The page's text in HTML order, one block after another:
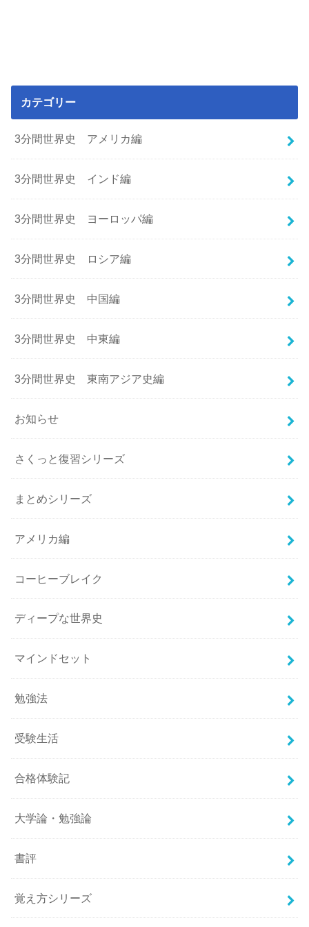
カテゴリー
3分間世界史 アメリカ編
3分間世界史 インド編
3分間世界史 ヨーロッパ編
3分間世界史 ロシア編
3分間世界史 中国編
3分間世界史 中東編
3分間世界史 東南アジア史編
お知らせ
さくっと復習シリーズ
まとめシリーズ
アメリカ編
コーヒーブレイク
ディープな世界史
マインドセット
勉強法
受験生活
合格体験記
大学論・勉強論
書評
覚え方シリーズ